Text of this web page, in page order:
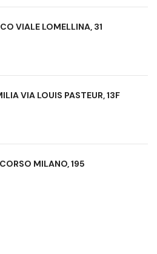
VIALE LOMELLINA, 31
VIA LOUIS PASTEUR, 13F
MILANO, 195